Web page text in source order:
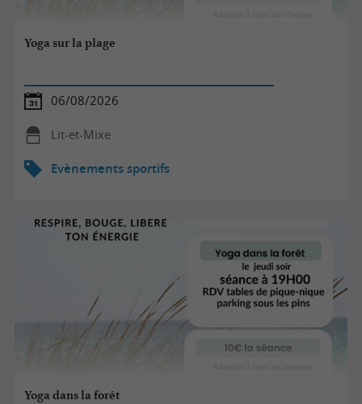
Yoga sur la plage
06/08/2026
Lit-et-Mixe
Evènements sportifs
Yoga dans la forêt